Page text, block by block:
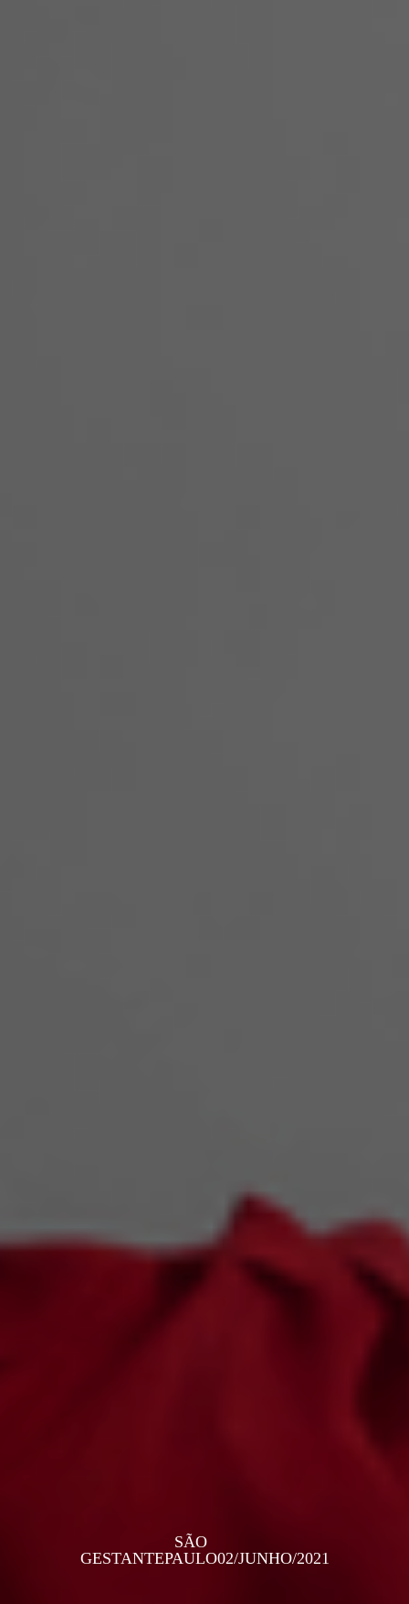
GESTANTE
SÃO
PAULO02/JUNHO/2021